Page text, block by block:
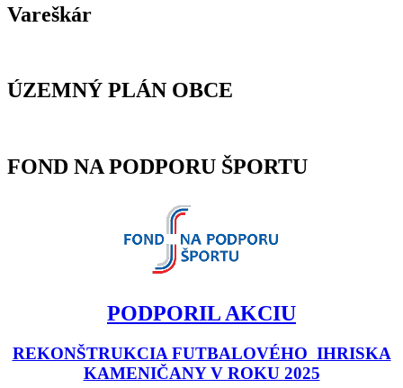
Vareškár
ÚZEMNÝ PLÁN OBCE
FOND NA PODPORU ŠPORTU
PODPORIL AKCIU
REKONŠTRUKCIA FUTBALOVÉHO IHRISKA
KAMENIČANY V ROKU 2025